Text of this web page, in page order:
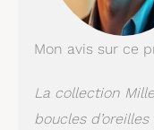
Mon avis sur ce
La collection
boucles